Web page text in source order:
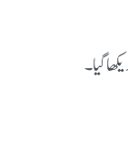
گیا۔